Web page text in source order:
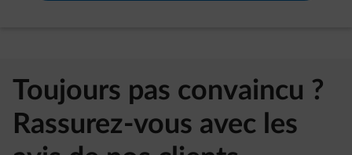
Toujours pas convaincu ?
Rassurez-vous avec les